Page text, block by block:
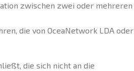
zwischen zwei oder mehreren
die von OceaNetwork LDA
die sich nicht an die